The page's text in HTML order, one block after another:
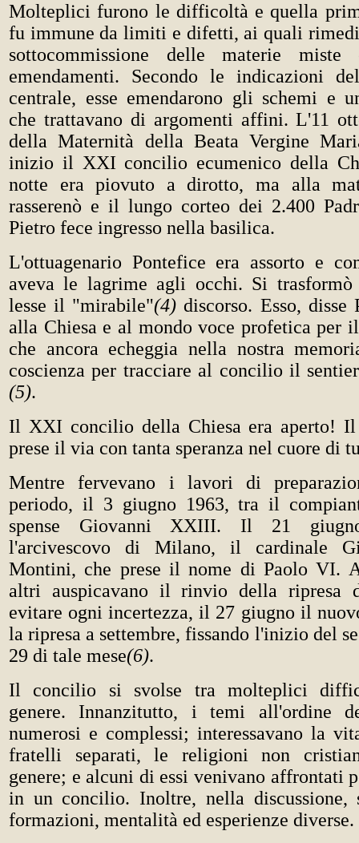
Molteplici furono le difficoltà e quella
fu immune da limiti e difetti, ai quali
sottocommissione delle materie
emendamenti. Secondo le indicazioni
centrale, esse emendarono gli schemi e
che trattavano di argomenti affini. L'11
della Maternità della Beata Vergine
inizio il XXI concilio ecumenico della
notte era piovuto a dirotto, ma alla
rasserenò e il lungo corteo dei 2.400
Pietro fece ingresso nella basilica.
L'ottuagenario Pontefice era assorto e
aveva le lagrime agli occhi. Si
lesse il "mirabile"(4) discorso. Esso,
alla Chiesa e al mondo voce profetica per
che ancora echeggia nella nostra
coscienza per tracciare al concilio il
(5).
Il XXI concilio della Chiesa era aperto! Il
prese il via con tanta speranza nel cuore di
Mentre fervevano i lavori di
periodo, il 3 giugno 1963, tra il
spense Giovanni XXIII. Il 21
l'arcivescovo di Milano, il cardinale
Montini, che prese il nome di Paolo VI.
altri auspicavano il rinvio della ripresa
evitare ogni incertezza, il 27 giugno il
la ripresa a settembre, fissando l'inizio del
29 di tale mese(6).
Il concilio si svolse tra molteplici
genere. Innanzitutto, i temi all'ordine
numerosi e complessi; interessavano la
fratelli separati, le religioni non
genere; e alcuni di essi venivano affrontati
in un concilio. Inoltre, nella discussione,
formazioni, mentalità ed esperienze diverse.